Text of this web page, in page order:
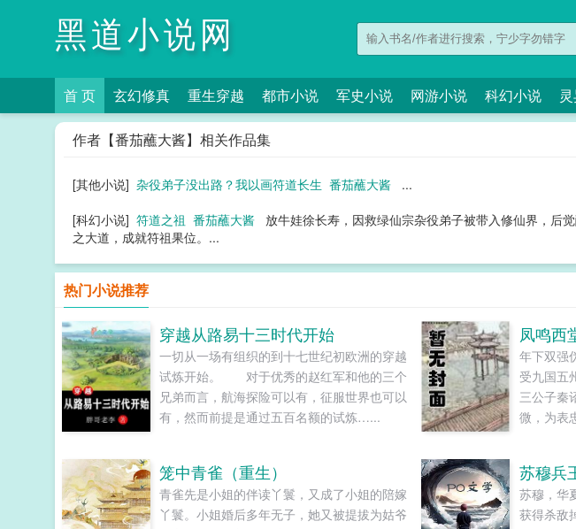
黑道小说网
首 页 玄幻修真 重生穿越 都市小说 军史小说 网游小说 科幻小说
作者【番茄蘸大酱】相关作品集
[其他小说] 杂役弟子没出路？我以画符道长生 番茄蘸大酱
...
[科幻小说] 符道之祖 番茄蘸大酱
放牛娃徐长寿，因救绿仙宗杂役弟子被带入修仙界，后
之大道，成就符祖果位。...
热门小说推荐
穿越从路易十三时代开始
一切从一场有组织的到十七世纪初欧洲的穿越
试炼开始。 对于优秀的赵红军和他的三个
兄弟而言，航海探险可以有，征服世界也可以
有，然而前提是通过五百名额的试炼…...
凤鸣西
年下双强
受九国五
三公子秦
微，为表
障碍，弑
三载风云
山归化为
笼中青雀（重生）
青雀先是小姐的伴读丫鬟，又成了小姐的陪嫁
丫鬟。小姐婚后多年无子，她又被提拔为姑爷
苏穆兵
苏穆，华
获得杀敌